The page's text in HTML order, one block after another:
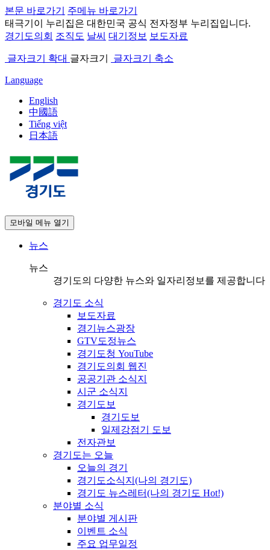
본문 바로가기
주메뉴 바로가기
태극기 이 누리집은 대한민국 공식 전자정부 누리집입니다.
경기도의회 조직도 날씨 대기정보 보도자료
글자크기 확대 글자크기 글자크기 축소
Language
English
中國語
Tiếng việt
日本語
모바일 메뉴 열기
뉴스
뉴스
경기도의 다양한 뉴스와 일자리정보를 제공합니다
경기도 소식
보도자료
경기뉴스광장
GTV도정뉴스
경기도청 YouTube
경기도의회 웹진
공공기관 소식지
시군 소식지
경기도보
경기도보
일제강점기 도보
전자관보
경기도는 오늘
오늘의 경기
경기도소식지(나의 경기도)
경기도 뉴스레터(나의 경기도 Hot!)
분야별 소식
분야별 게시판
이벤트 소식
주요 업무일정